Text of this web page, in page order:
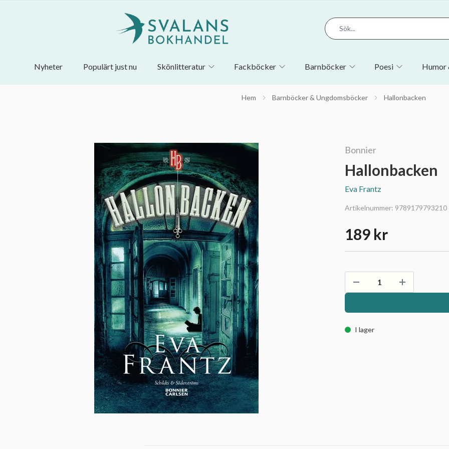
Nyheter Populärt just nu Skönlitteratur Fackböcker Barnböcker Poesi Humor
Hem Barnböcker & Ungdomsböcker Hallonbacken
Bonnier
Hallonbacken
Eva Frantz
Artikelnummer: 9789179793210
189 kr
I lager